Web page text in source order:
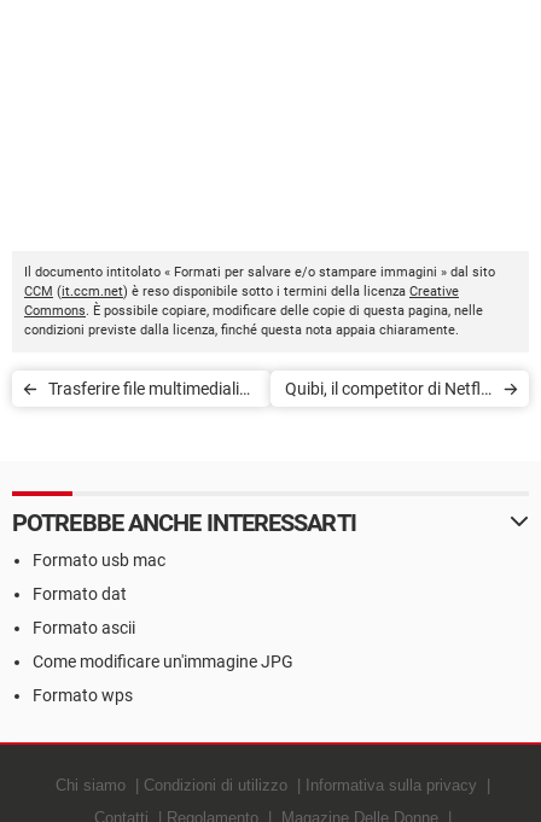
Il documento intitolato « Formati per salvare e/o stampare immagini » dal sito
CCM (it.ccm.net) è reso disponibile sotto i termini della licenza Creative
Commons. È possibile copiare, modificare delle copie di questa pagina, nelle
condizioni previste dalla licenza, finché questa nota appaia chiaramente.
Trasferire file multimediali
Quibi, il competitor di Netflix
POTREBBE ANCHE INTERESSARTI
Formato usb mac
Formato dat
Formato ascii
Come modificare un'immagine JPG
Formato wps
Chi siamo Condizioni di utilizzo
Informativa sulla privacy
Contatti
Regolamento Magazine Delle Donne